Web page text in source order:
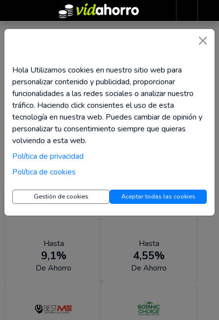
ORDERNAR POR
Nombre ascendente
Novedades
Taza de reembolso
Filtros
BUSCAR POR PALABRA CATEGORÍAS
Volver
Destacadas
Cancelar
Hasta
9,1%
De Ahorro
Hasta
4,55%
De Ahorro
Hola Utilizamos cookies en nuestro sitio web para
personalizar contenido y publicidad, proporcionar
funcionalidades a las redes sociales o analizar nuestro
tráfico. Haciendo click consientes el uso de esta
tecnología en nuestra web. Puedes cambiar de opinión y
personalizar tu consentimiento siempre que quieras
volviendo a esta web.
Política de privacidad
Política de cookies
Gestión de cookies Aceptar todas las cookies